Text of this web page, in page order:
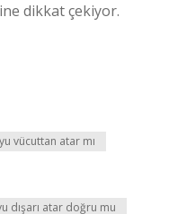
dikkat çekiyor.
vücuttan atar mı
dışarı atar doğru mu